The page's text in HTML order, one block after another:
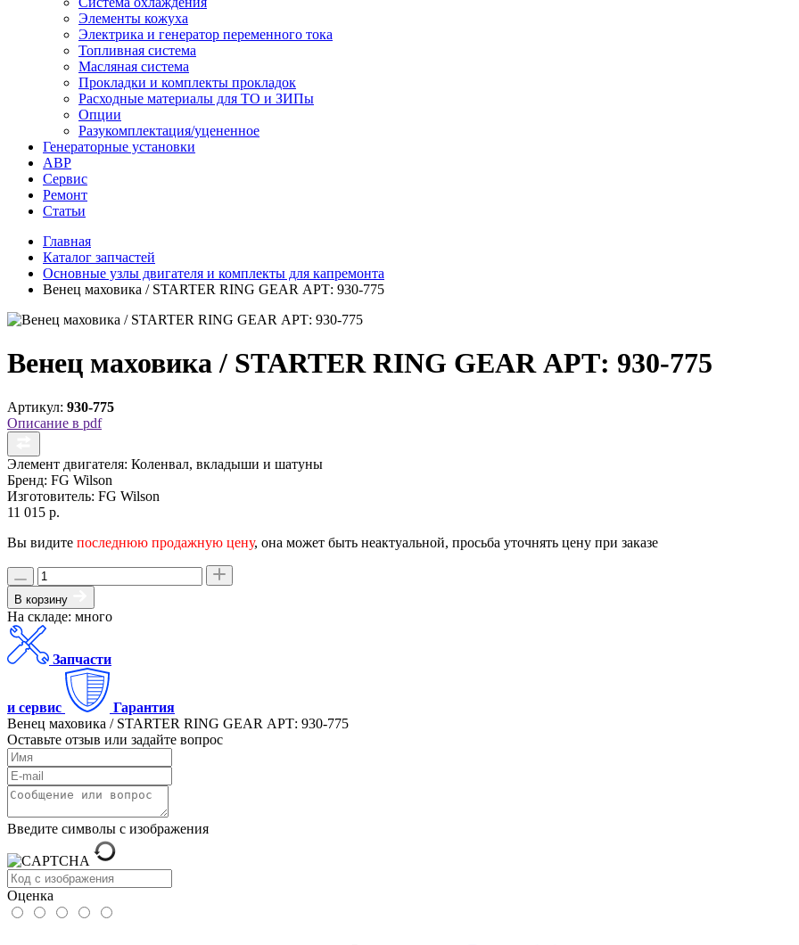
Элементы кожуха
Электрика и генератор переменного тока
Топливная система
Масляная система
Прокладки и комплекты прокладок
Расходные материалы для ТО и ЗИПы
Опции
Разукомплектация/уцененное
Генераторные установки
АВР
Сервис
Ремонт
Статьи
Главная
Каталог запчастей
Основные узлы двигателя и комплекты для капремонта
Венец маховика / STARTER RING GEAR АРТ: 930-775
Венец маховика / STARTER RING GEAR АРТ: 930-775
Артикул: 930-775
Описание в pdf
Элемент двигателя: Коленвал, вкладыши и шатуны
Бренд: FG Wilson
Изготовитель: FG Wilson
11 015 р.
Вы видите последнюю продажную цену, она может быть неактуальной, просьба уточнять цену при заказе
В корзину
На складе: много
Запчасти
и сервис
Гарантия
Венец маховика / STARTER RING GEAR АРТ: 930-775
Оставьте отзыв или задайте вопрос
Введите символы с изображения
Оценка